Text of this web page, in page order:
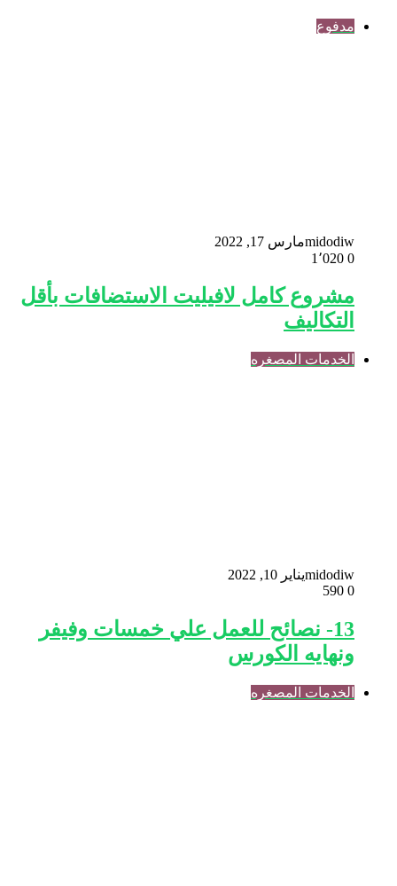
مدفوع
midodiwمارس 17, 2022
0
مشروع كامل لافيليت الاستضافات بأقل
التكاليف
الخدمات المصغره
midodiwيناير 10, 2022
0
13- نصائح للعمل علي خمسات وفيفر
ونهايه الكورس
الخدمات المصغره